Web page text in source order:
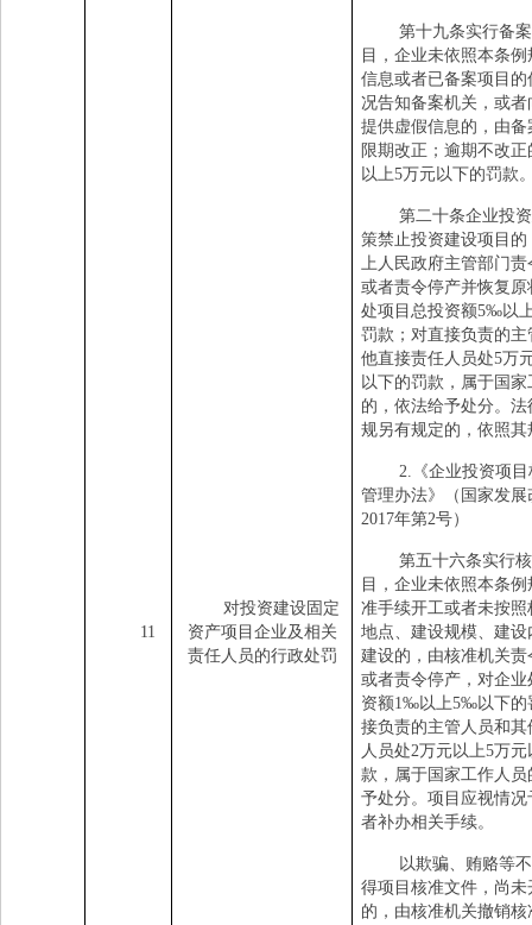
11
对投资建设固定
资产项目企业及相关
责任人员的行政处罚
第十九条实行备
目，企业未依照本条
信息或者已备案项目的
况告知备案机关，或者
提供虚假信息的，由备
限期改正；逾期不改正
以上5万元以下的罚款
第二十条企业投
策禁止投资建设项目的
上人民政府主管部门责
或者责令停产并恢复原
处项目总投资额5‰以
罚款；对直接负责的主
他直接责任人员处5万
以下的罚款，属于国家
的，依法给予处分。
规另有规定的，依照其
2. 《企业投资项
管理办法》（国家发展
2017年第2号）
第五十六条实行
目，企业未依照本条
准手续开工或者未按照
地点、建设规模、建设
建设的，由核准机关责
或者责令停产，对企业
资额1‰以上5‰以下的
接负责的主管人员和其
人员处2万元以上5万元
款，属于国家工作人员
予处分。项目应视情况
者补办相关手续。
以欺骗、贿赂等
得项目核准文件，尚未
的，由核准机关撤销